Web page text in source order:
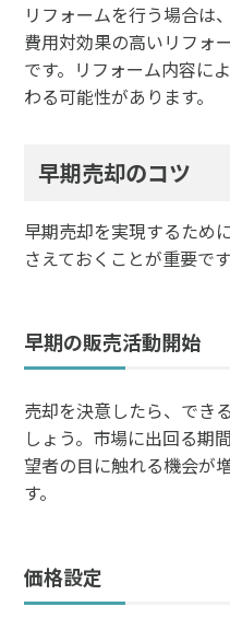
リフォームを行う場合は
費用対効果の高いリフォ
です。リフォーム内容に
わる可能性があります。
早期売却のコツ
早期売却を実現するため
さえておくことが重要です
早期の販売活動開始
売却を決意したら、でき
しょう。市場に出回る期
望者の目に触れる機会が
す。
価格設定